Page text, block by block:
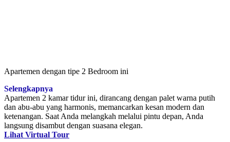
Apartemen dengan tipe 2 Bedroom ini
Selengkapnya
Apartemen 2 kamar tidur ini, dirancang dengan palet warna putih
dan abu-abu yang harmonis, memancarkan kesan modern dan
ketenangan. Saat Anda melangkah melalui pintu depan, Anda
langsung disambut dengan suasana elegan.
Lihat Virtual Tour